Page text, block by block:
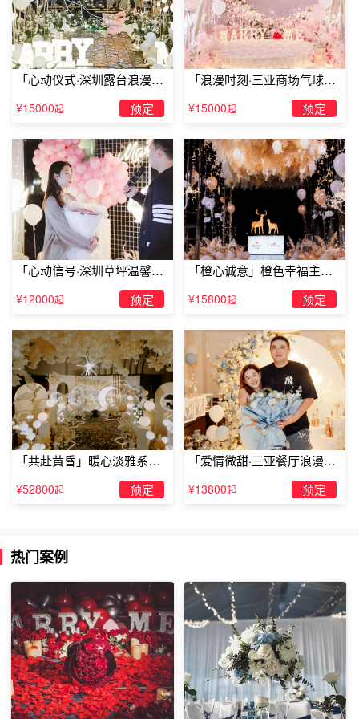
二、做一个全新的自己，“二次吸引”对方
恋爱也是一个学习的过程，只有不断的改变自己，让自己学
会成长，变得成熟，这段感情才能继续长存下去。 没有男
生不喜欢温柔体贴的女生，但是如若因为自己的温柔而让彼
此分手。那就需要反省自己，换种方式去爱了。改化妆时就
化妆，改买衣服时就买衣服，该看电影时就去买电影票。做
一个全新的自己，二次吸引对方，将自己身上的优点都淋漓
尽致的展现在对方的眼前，再次吸引对方让他投入自己的怀
抱。
三、淡化对方的防御心理
挽回的过程，就相当于你在重新追他一次，其实你什么心思
对方心知肚明，既然大家都明白，就不要挑明，不要上来就
谈感情，你要做的是淡化对方的防御，你就当他是一个朋
「心动仪式·深圳露台浪漫求
婚」
¥15000起 预定
「浪漫时刻·三亚商场气球雨
惊喜求婚」
¥15000起 预定
「心动信号·深圳草坪温馨求
¥12000起 预定
「橙心诚意」橙色幸福主题
¥15800起 预定
「共赴黄昏」暖心淡雅系求
婚仪式
¥52800起 预定
「爱情微甜·三亚餐厅浪漫求
婚」
¥13800起 预定
热门案例